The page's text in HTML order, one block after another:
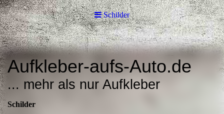
Schilder
Aufkleber-aufs-Auto.de
... mehr als nur Aufkleber
Schilder